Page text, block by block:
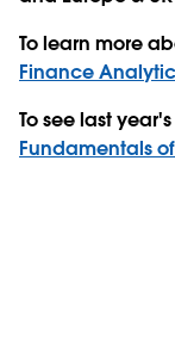
To learn more
Finance
To see last
Fundamentals